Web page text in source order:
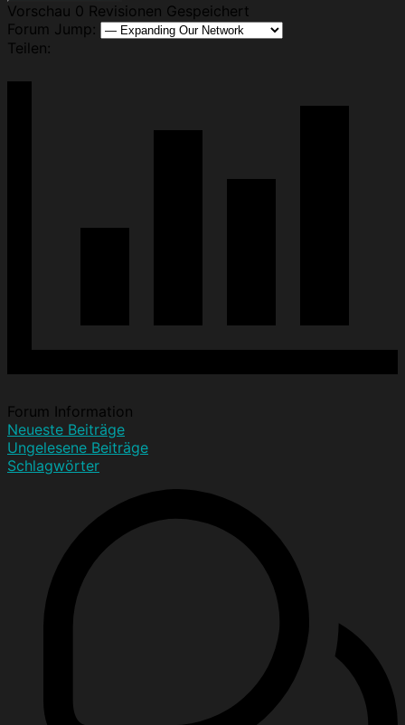
Vorschau 0 Revisionen Gespeichert
Forum Jump:
Teilen:
Forum Information
Neueste Beiträge
Ungelesene Beiträge
Schlagwörter